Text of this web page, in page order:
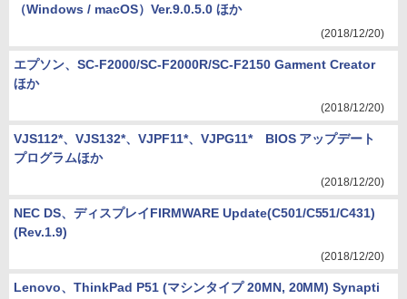
（Windows / macOS）Ver.9.0.5.0 ほか
(2018/12/20)
エプソン、SC-F2000/SC-F2000R/SC-F2150 Garment Creator
ほか
(2018/12/20)
VJS112*、VJS132*、VJPF11*、VJPG11* BIOS アップデート
プログラムほか
(2018/12/20)
NEC DS、ディスプレイFIRMWARE Update(C501/C551/C431)
(Rev.1.9)
(2018/12/20)
Lenovo、ThinkPad P51 (マシンタイプ 20MN, 20MM) Synapti